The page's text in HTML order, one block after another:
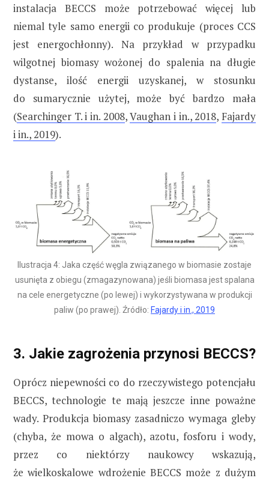
instalacja BECCS może potrzebować więcej lub
niemal tyle samo energii co produkuje (proces CCS
jest energochłonny). Na przykład w przypadku
wilgotnej biomasy wożonej do spalenia na długie
dystanse, ilość energii uzyskanej, w stosunku
do sumarycznie użytej, może być bardzo mała
(Searchinger T. i in. 2008,Vaughan i in., 2018, Fajardy
i in., 2019).
Ilustracja 4: Jaka część węgla związanego w biomasie zostaje
usunięta z obiegu (zmagazynowana) jeśli biomasa jest spalana
na cele energetyczne (po lewej) i wykorzystywana w produkcji
paliw (po prawej). Źródło: Fajardy i in., 2019
3. Jakie zagrożenia przynosi BECCS?
Oprócz niepewności co do rzeczywistego potencjału
BECCS, technologie te mają jeszcze inne poważne
wady. Produkcja biomasy zasadniczo wymaga gleby
(chyba, że mowa o algach), azotu, fosforu i wody,
przez co niektórzy naukowcy wskazują,
że wielkoskalowe wdrożenie BECCS może z dużym